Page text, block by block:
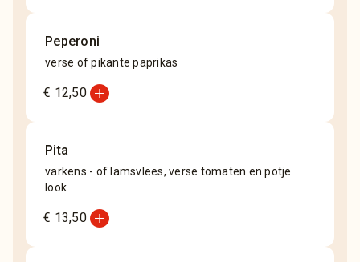
Peperoni
verse of pikante paprikas
€ 12,50add_circle
Pita
varkens - of lamsvlees, verse tomaten en potje
look
€ 13,50add_circle